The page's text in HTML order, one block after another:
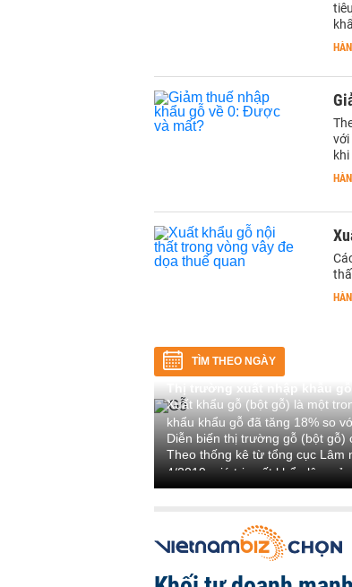
với
TÌM THEO NGÀY
Thị trường xuất nhập khẫu gỗ
Xuất khẩu gỗ (bột gỗ) là một
khẩu khẩu gỗ đã tăng 18% so
Diễn biến thị trường gỗ (bột gỗ)
Theo thống kê từ tổng cục Lâm
4/2019, giá trị xuất khẩu lâm
gỗ) trong 4 tháng đầu năm
khẩu lâm sản hàng đầu của
Quốc. Các thị trường này chiếm
Giá trị kim ngạch nhập khẩu
kim ngạch nhập khẩu gỗ (bột